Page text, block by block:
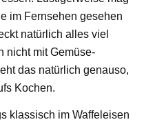
im Fernsehen gesehen
natürlich alles viel
nicht mit Gemüse-
das natürlich genauso,
Kochen.
klassisch im Waffeleisen